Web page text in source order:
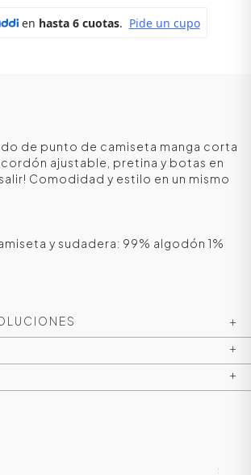
de punto de camiseta manga corta
ajustable, pretina y botas en
Comodidad y estilo en un mismo
y sudadera: 99% algodón 1%
+
+
+